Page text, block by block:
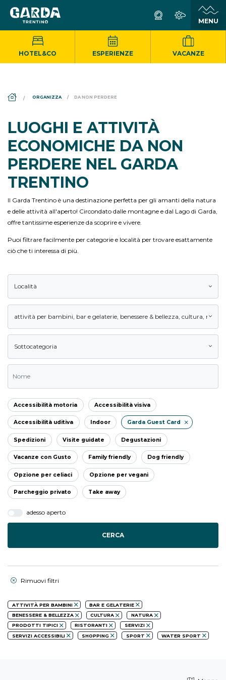
HOTEL&CO ESPERIENZE VACANZE
DS_BREADCRUMB.HOME
ORGANIZZA DA NON PERDERE
LUOGHI E ATTIVITÀ
ECONOMICHE DA NON
PERDERE NEL GARDA
TRENTINO
Il Garda Trentino è una destinazione perfetta per gli amanti della natura
e delle attività all'aperto! Circondato dalle montagne e dal Lago di Garda,
offre tantissime esperienze da scoprire e vivere.
Puoi filtrare facilmente per categorie e località per trovare esattamente
ciò che ti interessa di più.
Località
attività per bambini bar e gelaterie benessere & bellezza cultura natura
Sottocategoria
Accessibilità motoria Accessibilità visiva
Accessibilità uditiva Indoor Garda Guest Card
Spedizioni Visite guidate Degustazioni
Vacanze con Gusto Family friendly Dog friendly
Opzione per celiaci Opzione per vegani
Parcheggio privato Take away
adesso aperto
CERCA
Rimuovi filtri
ATTIVITÀ PER BAMBINI
BAR E GELATERIE
BENESSERE & BELLEZZA
CULTURA
NATURA
PRODOTTI TIPICI
RISTORANTI
SERVIZI
SERVIZI ACCESSIBILI
SHOPPING SPORT WATER SPORT